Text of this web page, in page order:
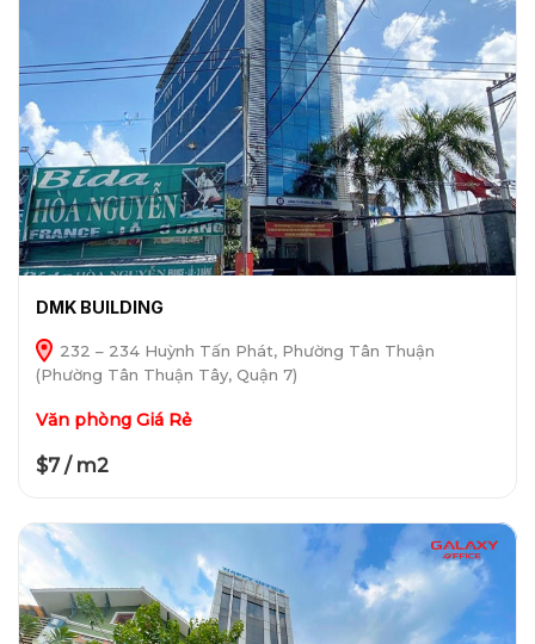
DMK BUILDING
232 – 234 Huỳnh Tấn Phát, Phường Tân Thuận
(Phường Tân Thuận Tây, Quận 7)
Văn phòng Giá Rẻ
$7 / m2